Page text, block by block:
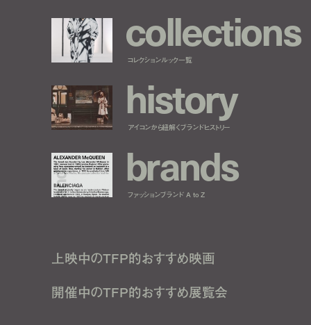
collections
コレクションルック一覧
history
アイコンから紐解くブランドヒストリー
brands
ファッションブランド A to Z
上映中のTFP的おすすめ映画
開催中のTFP的おすすめ展覧会